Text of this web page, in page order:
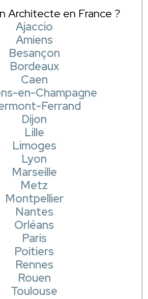
Architecte en France ?
Ajaccio
Amiens
Besançon
Bordeaux
Caen
en-Champagne
Ferrand
Dijon
Lille
Limoges
Lyon
Marseille
Metz
Montpellier
Nantes
Orléans
Paris
Poitiers
Rennes
Rouen
Toulouse